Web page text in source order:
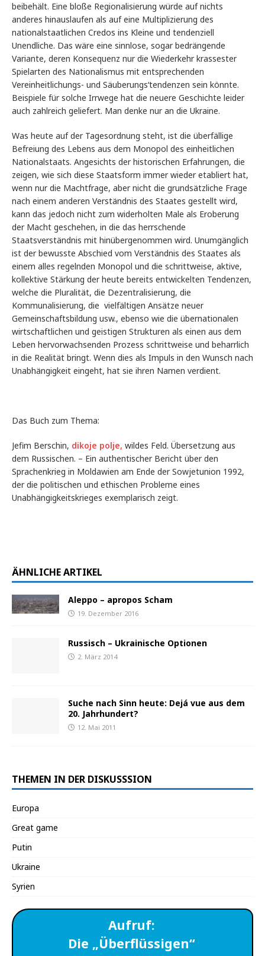
beibehält. Eine bloße Regionalisierung würde auf nichts
anderes hinauslaufen als auf eine Multiplizierung des
nationalstaatlichen Credos ins Kleine und tendenziell
Unendliche. Das wäre eine sinnlose, sogar bedrängende
Variante, deren Konsequenz nur die Wiederkehr krassester
Spielarten des Nationalismus mit entsprechenden
Vereinheitlichungs- und Säuberungs‘tendenzen sein könnte.
Beispiele für solche Irrwege hat die neuere Geschichte leider
auch zahlreich geliefert. Man denke nur an die Ukraine.
Was heute auf der Tagesordnung steht, ist die überfällige
Befreiung des Lebens aus dem Monopol des einheitlichen
Nationalstaats. Angesichts der historischen Erfahrungen, die
zeigen, wie sich diese Staatsform immer wieder etabliert hat,
wenn nur die Machtfrage, aber nicht die grundsätzliche Frage
nach einem anderen Verständnis des Staates gestellt wird,
kann das jedoch nicht zum widerholten Male als Eroberung
der Macht geschehen, in die das herrschende
Staatsverständnis mit hinübergenommen wird. Unumgänglich
ist der bewusste Abschied vom Verständnis des Staates als
einem alles regelnden Monopol und die schrittweise, aktive,
kollektive Stärkung der heute bereits entwickelten Tendenzen,
welche die Pluralität, die Dezentralisierung, die
Kommunalisierung, die vielfältigen Ansätze neuer
Gemeinschaftsbildung usw., ebenso wie die übernationalen
wirtschaftlichen und geistigen Strukturen als einen aus dem
Leben hervorwachsenden Prozess schrittweise und beharrlich
in die Realität bringt. Wenn dies als Impuls in den Wunsch nach
Unabhängigkeit eingeht, hat sie ihren Namen verdient.
Das Buch zum Thema:
Jefim Berschin, dikoje polje, wildes Feld. Übersetzung aus
dem Russischen. – Ein authentischer Bericht über den
Sprachenkrieg in Moldawien am Ende der Sowjetunion 1992,
der die politischen und ethischen Probleme eines
Unabhängigkeitskrieges exemplarisch zeigt.
ÄHNLICHE ARTIKEL
Aleppo – apropos Scham
19. Dezember 2016
Russisch – Ukrainische Optionen
2. März 2014
Suche nach Sinn heute: Dejá vue aus dem
20. Jahrhundert?
12. Mai 2011
THEMEN IN DER DISKUSSSION
Europa
Great game
Putin
Ukraine
Syrien
Aufruf:
Die „Überflüssigen“